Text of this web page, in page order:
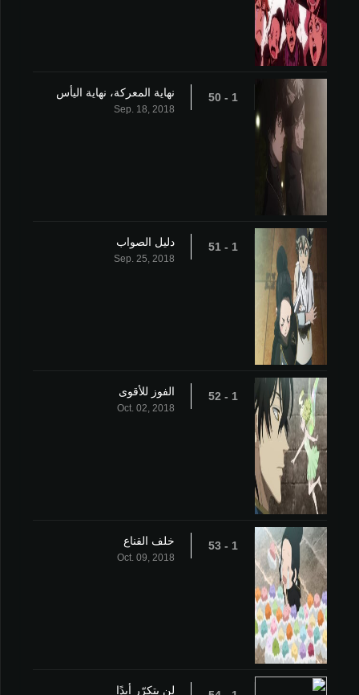
1 - 50 نهاية المعركة، نهاية اليأس
Sep. 18, 2018
1 - 51 دليل الصواب
Sep. 25, 2018
1 - 52 الفوز للأقوى
Oct. 02, 2018
1 - 53 خلف القناع
Oct. 09, 2018
لن يتكرّر أبدًا